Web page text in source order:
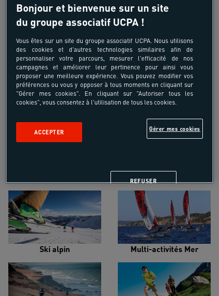
Croisière voilier Alpinisme
Snowboard
Ski alpin Multi-activités Mer
Bonjour et bienvenue sur un site
du groupe associatif UCPA !
Vous êtes sur un site du groupe associatif UCPA. Nous utilisons
des cookies et d'autres technologies similaires afin de
personnaliser votre parcours, mesurer l'efficacité de nos
campagnes et améliorer leur pertinence pour ainsi vous
proposer une meilleure expérience. Vous pouvez modifier vos
préférences ou vous y opposer à tous moments en cliquant sur
"Gérer mes cookies". En cliquant sur "Autoriser tous les
cookies", vous consentez à l'utilisation de tous les cookies.
Gérer mes cookies
REFUSER
ACCEPTER